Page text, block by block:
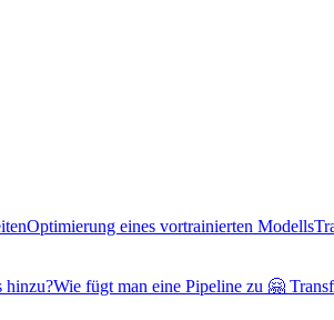
Optimierung eines vortrainierten Modells
hinzu?Wie fügt man eine Pipeline zu 🤗